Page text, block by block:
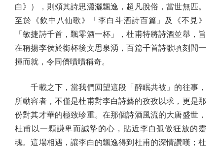
白》），則頌其詩思瀟灑飄逸，超凡脫俗，當世無匹。
至於《飲中八仙歌》「李白斗酒詩百篇」及《不見》
「敏捷詩千首，飄零酒一杯」，杜甫特將詩酒並舉，旨
在稱揚李侯於銜杯後文思泉湧，百篇千首詩歌頃刻間一
揮而就，令同儕嘖嘖稱奇。
千載之下，當我們回望這段「醉眠共被」的往事，
所動容者，不僅是杜甫對李白詩藝的孜孜以求，更是那
份對其才華的極致珍重。在那個詩酒風流的大唐盛世，
杜甫以一顆謙卑而誠摯的心，貼近李白孤傲狂放的靈
魂。這場相遇，讓李白的飄逸得到杜甫的深情讚嘆；杜